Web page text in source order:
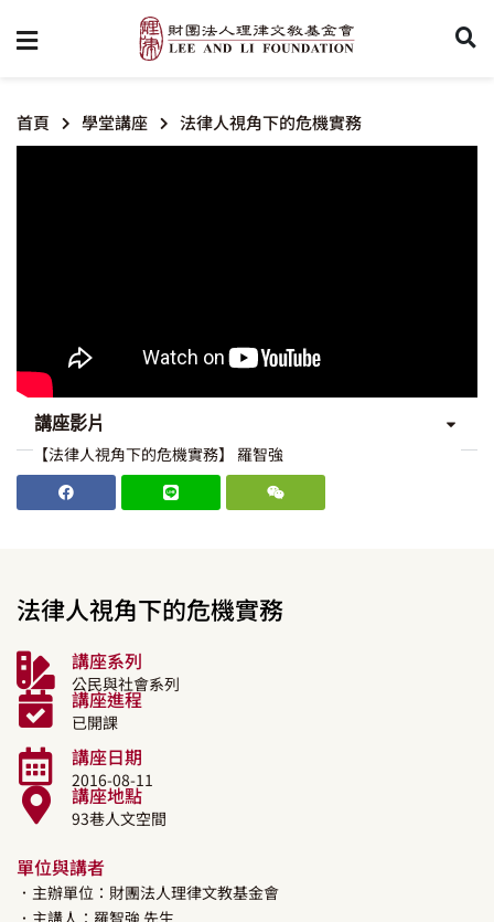
首頁 學堂講座 法律人視角下的危機實務
講座影片
【法律人視角下的危機實務】 羅智強
法律人視角下的危機實務
講座系列
公民與社會系列
講座進程
已開課
講座日期
2016-08-11
講座地點
93巷人文空間
單位與講者
．主辦單位：財團法人理律文教基金會
．主講人： 羅智強 先生